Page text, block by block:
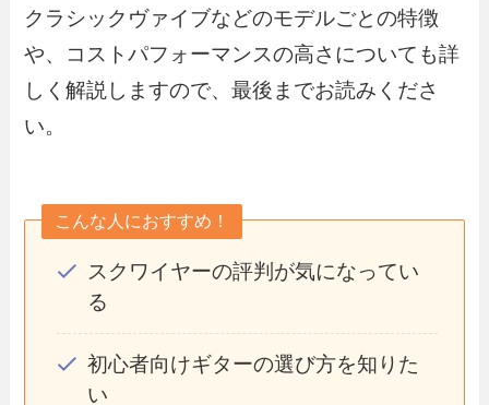
クラシックヴァイブなどのモデルごとの特徴
や、コストパフォーマンスの高さについても詳
しく解説しますので、最後までお読みくださ
い。
こんな人におすすめ！
スクワイヤーの評判が気になってい
る
初心者向けギターの選び方を知りた
い